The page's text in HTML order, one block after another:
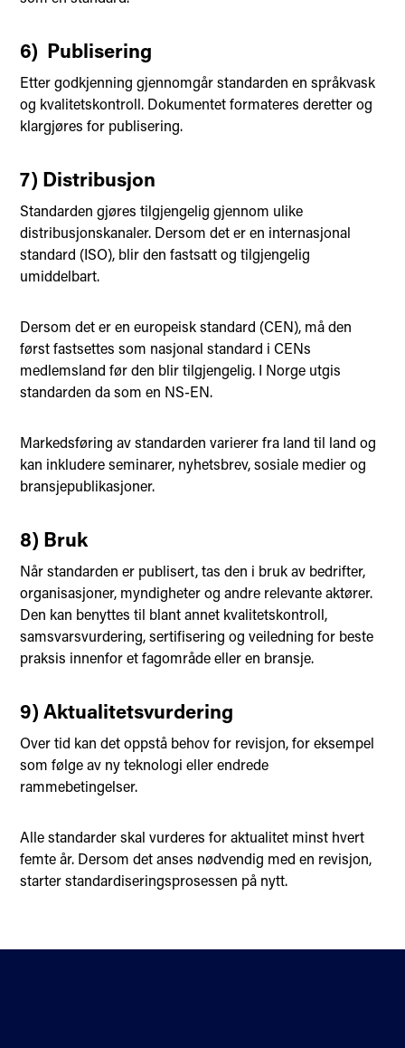
6) Publisering
Etter godkjenning gjennomgår standarden en språkvask
og kvalitetskontroll. Dokumentet formateres deretter og
klargjøres for publisering.
7) Distribusjon
Standarden gjøres tilgjengelig gjennom ulike
distribusjonskanaler. Dersom det er en internasjonal
standard (ISO), blir den fastsatt og tilgjengelig
umiddelbart.
Dersom det er en europeisk standard (CEN), må den
først fastsettes som nasjonal standard i CENs
medlemsland før den blir tilgjengelig. I Norge utgis
standarden da som en NS-EN.
Markedsføring av standarden varierer fra land til land og
kan inkludere seminarer, nyhetsbrev, sosiale medier og
bransjepublikasjoner.
8) Bruk
Når standarden er publisert, tas den i bruk av bedrifter,
organisasjoner, myndigheter og andre relevante aktører.
Den kan benyttes til blant annet kvalitetskontroll,
samsvarsvurdering, sertifisering og veiledning for beste
praksis innenfor et fagområde eller en bransje.
9) Aktualitetsvurdering
Over tid kan det oppstå behov for revisjon, for eksempel
som følge av ny teknologi eller endrede
rammebetingelser.
Alle standarder skal vurderes for aktualitet minst hvert
femte år. Dersom det anses nødvendig med en revisjon,
starter standardiseringsprosessen på nytt.